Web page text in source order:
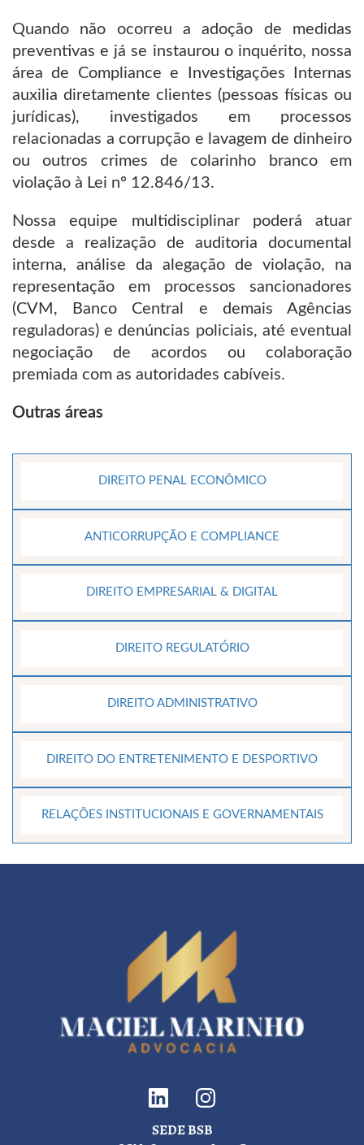
Quando não ocorreu a adoção de medidas
preventivas e já se instaurou o inquérito, nossa
área de Compliance e Investigações Internas
auxilia diretamente clientes (pessoas físicas ou
jurídicas), investigados em processos
relacionadas a corrupção e lavagem de dinheiro
ou outros crimes de colarinho branco em
violação à Lei nº 12.846/13.
Nossa equipe multidisciplinar poderá atuar
desde a realização de auditoria documental
interna, análise da alegação de violação, na
representação em processos sancionadores
(CVM, Banco Central e demais Agências
reguladoras) e denúncias policiais, até eventual
negociação de acordos ou colaboração
premiada com as autoridades cabíveis.
Outras áreas
DIREITO PENAL ECONÔMICO
ANTICORRUPÇÃO E COMPLIANCE
DIREITO EMPRESARIAL & DIGITAL
DIREITO REGULATÓRIO
DIREITO ADMINISTRATIVO
DIREITO DO ENTRETENIMENTO E DESPORTIVO
RELAÇÕES INSTITUCIONAIS E GOVERNAMENTAIS
SEDE BSB